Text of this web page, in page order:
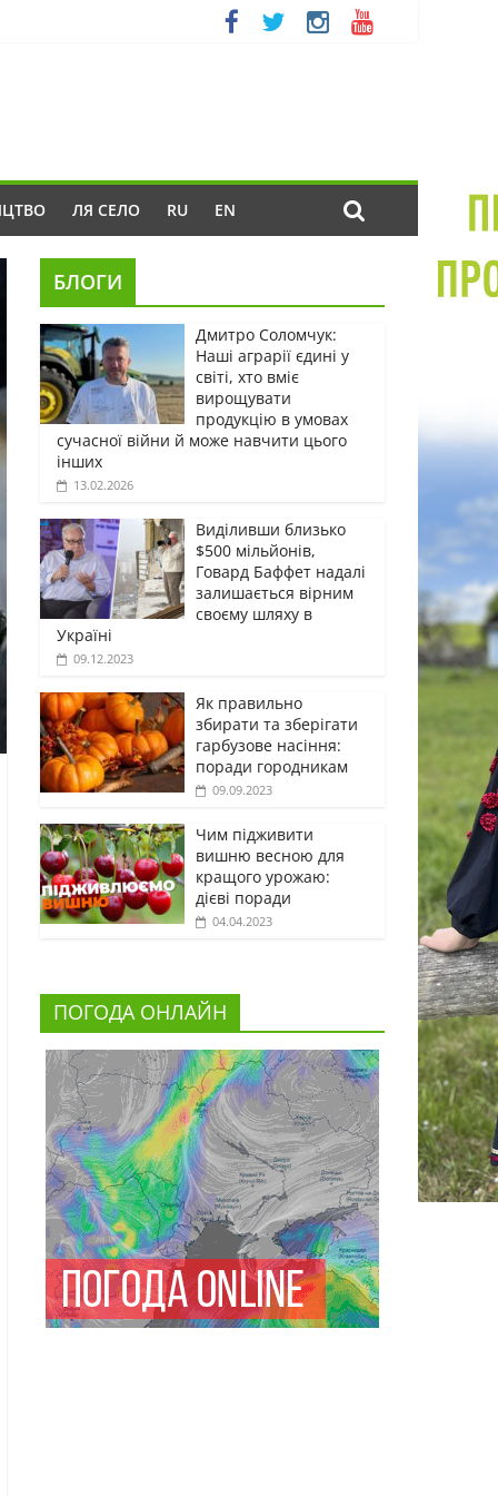
ЛЯ СЕЛО RU EN
БЛОГИ
Дмитро Соломчук:
Наші аграрії єдині у
світі, хто вміє
вирощувати
продукцію в умовах
сучасної війни й може навчити цього
інших
13.02.2026
Виділивши близько
$500 мільйонів,
Говард Баффет надалі
залишається вірним
своєму шляху в
Україні
09.12.2023
Як правильно
збирати та зберігати
гарбузове насіння:
поради городникам
09.09.2023
Чим підживити
вишню весною для
кращого урожаю:
дієві поради
04.04.2023
ПОГОДА ОНЛАЙН